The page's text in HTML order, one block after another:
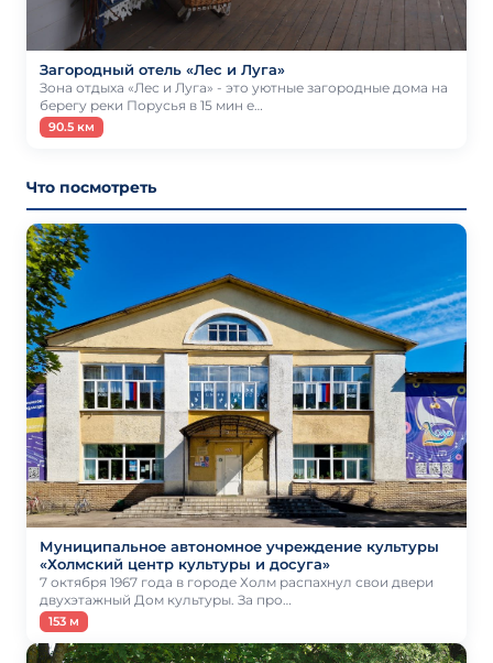
Загородный отель «Лес и Луга»
Зона отдыха «Лес и Луга» - это уютные загородные дома на
берегу реки Порусья в 15 мин е…
90.5 км
Что посмотреть
Муниципальное автономное учреждение культуры
«Холмский центр культуры и досуга»
7 октября 1967 года в городе Холм распахнул свои двери
двухэтажный Дом культуры. За про…
153 м